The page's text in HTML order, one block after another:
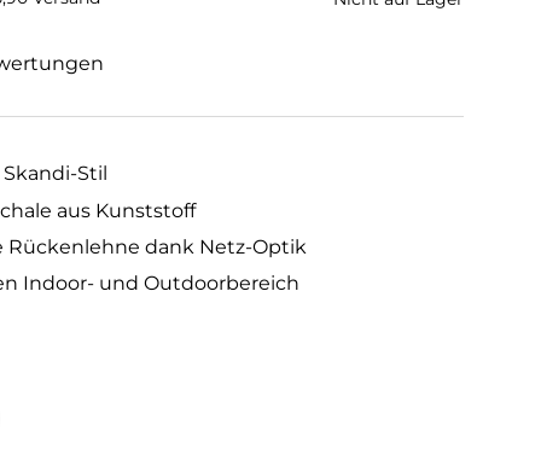
Stil
aus Kunststoff
Rückenlehne dank Netz-Optik
Indoor- und Outdoorbereich